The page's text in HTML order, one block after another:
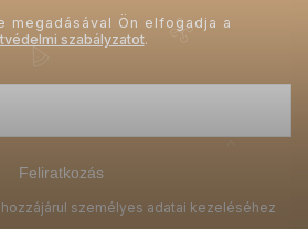
megadásával Ön elfogadja a
szabályzatot.
Feliratkozás